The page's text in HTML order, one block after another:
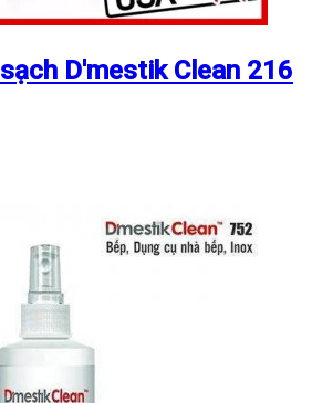
D'mestik Clean 216